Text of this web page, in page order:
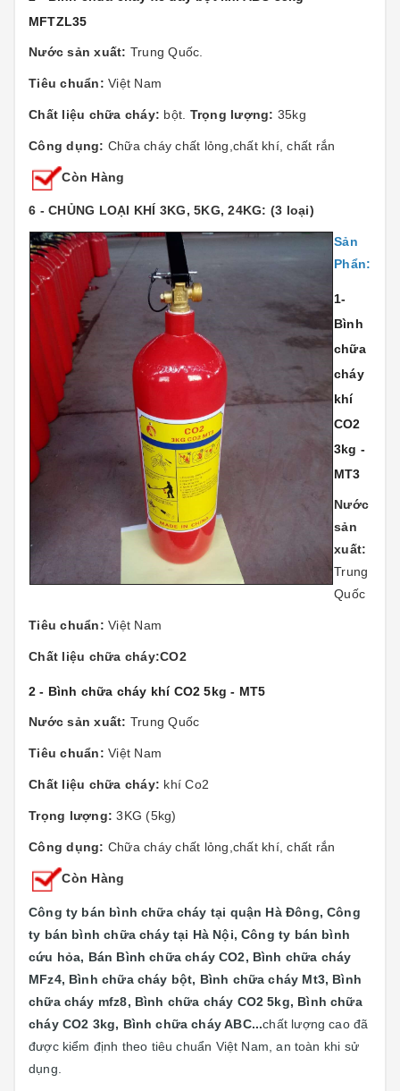
MFTZL35
Nước sản xuất: Trung Quốc.
Tiêu chuẩn: Việt Nam
Chất liệu chữa cháy: bột. Trọng lượng: 35kg
Công dụng: Chữa cháy chất lỏng,chất khí, chất rắn
Còn Hàng
6 - CHỦNG LOẠI KHÍ 3KG, 5KG, 24KG: (3 loại)
Sản
Phẩn:
1-
Bình
chữa
cháy
khí
CO2
3kg -
MT3
Nước
sản
xuất:
Trung
Quốc
Tiêu chuẩn: Việt Nam
Chất liệu chữa cháy:CO2
2 - Bình chữa cháy khí CO2 5kg - MT5
Nước sản xuất: Trung Quốc
Tiêu chuẩn: Việt Nam
Chất liệu chữa cháy: khí Co2
Trọng lượng: 3KG (5kg)
Công dụng: Chữa cháy chất lỏng,chất khí, chất rắn
Còn Hàng
Công ty bán bình chữa cháy tại quận Hà Đông, Công
ty bán bình chữa cháy tại Hà Nội, Công ty bán bình
cứu hỏa, Bán Bình chữa cháy CO2, Bình chữa cháy
MFz4, Bình chữa cháy bột, Bình chữa cháy Mt3, Bình
chữa cháy mfz8, Bình chữa cháy CO2 5kg, Bình chữa
cháy CO2 3kg, Bình chữa cháy ABC...chất lượng cao đã
được kiểm định theo tiêu chuẩn Việt Nam, an toàn khi sử
dụng.